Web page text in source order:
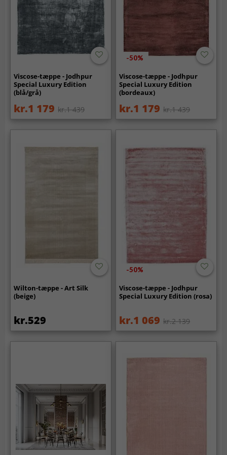
Viscose-tæppe - Jodhpur
Special Luxury Edition
(blå/grå)
kr.1 179 kr.1 439
-50%
Viscose-tæppe - Jodhpur
Special Luxury Edition
(bordeaux)
kr.1 179 kr.1 439
Wilton-tæppe - Art Silk
(beige)
kr.529
-50%
Viscose-tæppe - Jodhpur
Special Luxury Edition (rosa)
kr.1 069 kr.2 139